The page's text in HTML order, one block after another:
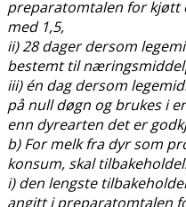
preparatomtalen for kjøtt
med 1,5,
ii) 28 dager dersom
bestemt til
iii) én dag dersom
på null døgn og brukes i
enn dyrearten det er
b) For melk fra dyr som
konsum, skal
i) den lengste
angitt i preparatomtalen